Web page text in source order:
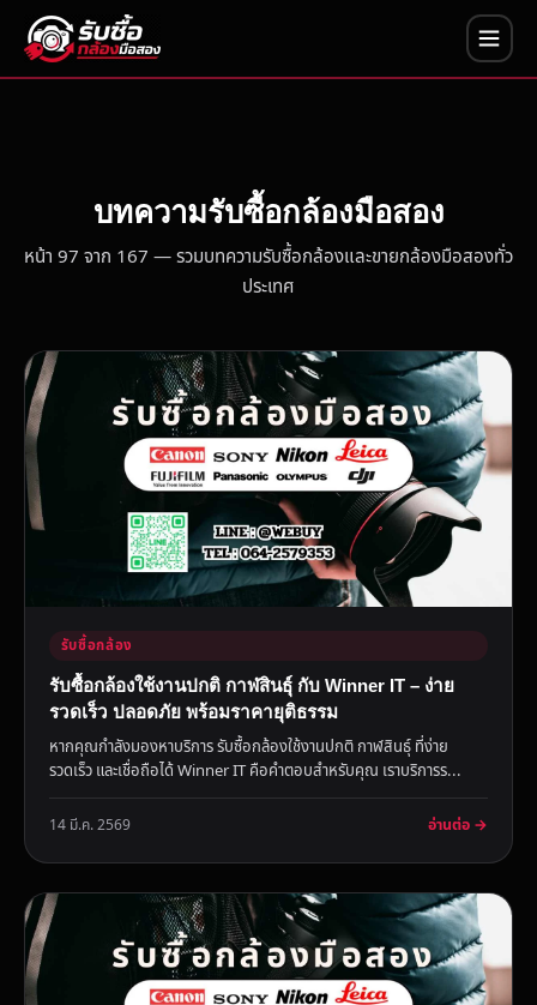
บทความรับซื้อกล้องมือสอง
หน้า 97 จาก 167 — รวมบทความรับซื้อกล้องและขายกล้องมือสองทั่ว
ประเทศ
รับซื้อกล้อง
รับซื้อกล้องใช้งานปกติ กาฬสินธุ์ กับ Winner IT – ง่าย
รวดเร็ว ปลอดภัย พร้อมราคายุติธรรม
หากคุณกำลังมองหาบริการ รับซื้อกล้องใช้งานปกติ กาฬสินธุ์ ที่ง่าย
รวดเร็ว และเชื่อถือได้ Winner IT คือคำตอบสำหรับคุณ เราบริการร...
14 มี.ค. 2569 อ่านต่อ →